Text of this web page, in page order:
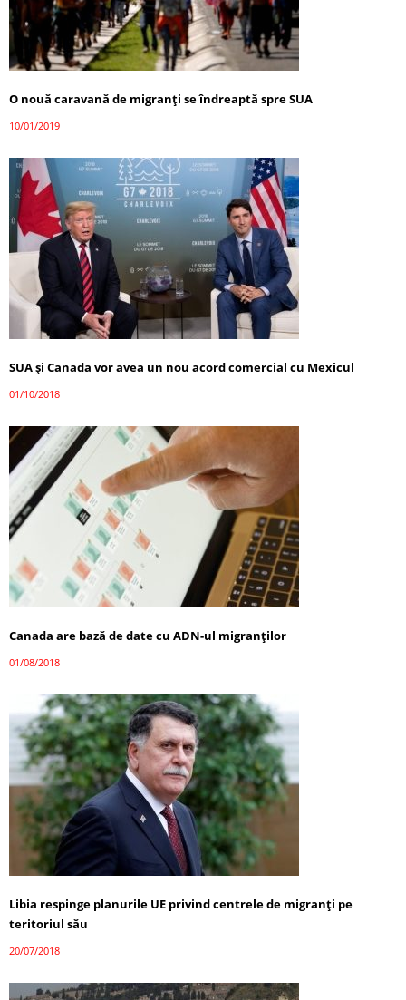
O nouă caravană de migranți se îndreaptă spre SUA
10/01/2019
SUA şi Canada vor avea un nou acord comercial cu Mexicul
01/10/2018
Canada are bază de date cu ADN-ul migranţilor
01/08/2018
Libia respinge planurile UE privind centrele de migranți pe
teritoriul său
20/07/2018